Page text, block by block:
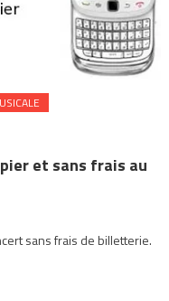
et sans frais au
sans frais de billetterie.